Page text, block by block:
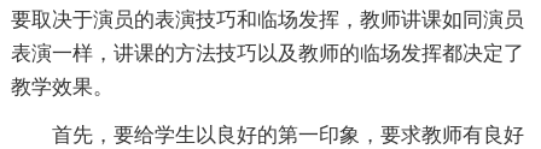
要取决于演员的表演技巧和临场发挥，教师讲课如同演员
表演一样，讲课的方法技巧以及教师的临场发挥都决定了
教学效果。
首先，要给学生以良好的第一印象，要求教师有良好